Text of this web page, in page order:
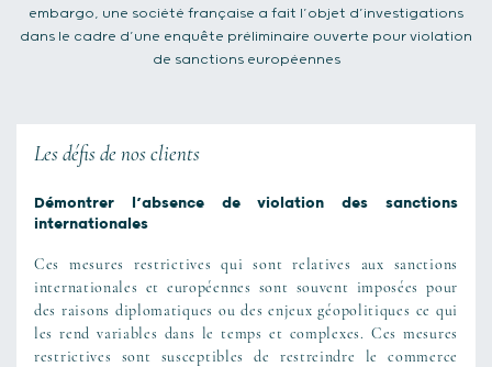
embargo, une société française a fait l’objet d’investigations
dans le cadre d’une enquête préliminaire ouverte pour violation
de sanctions européennes
Les défis de nos clients
Démontrer l’absence de violation des sanctions
internationales
Ces mesures restrictives qui sont relatives aux sanctions
internationales et européennes sont souvent imposées pour
des raisons diplomatiques ou des enjeux géopolitiques ce qui
les rend variables dans le temps et complexes. Ces mesures
restrictives sont susceptibles de restreindre le commerce